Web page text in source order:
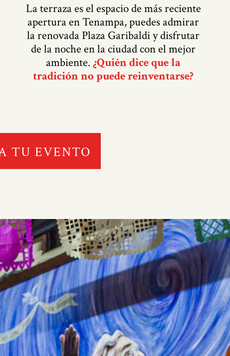
La terraza es el espacio de más reciente
apertura en Tenampa, puedes admirar
la renovada Plaza Garibaldi y disfrutar
de la noche en la ciudad con el mejor
ambiente. ¿Quién dice que la
tradición no puede reinventarse?
TU EVENTO